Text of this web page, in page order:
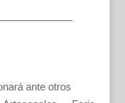
ante otros